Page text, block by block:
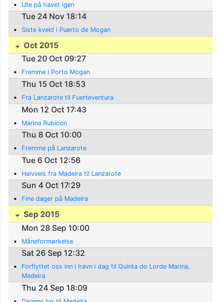
Ute på havet igen
Tue 24 Nov 18:14
Siste kveld i Puerto de Mogan
Oct 2015
Tue 20 Oct 09:27
Fremme i Porto Mogan
Thu 15 Oct 18:53
Fra Lanzarote til Fuerteventura
Mon 12 Oct 17:43
Marina Rubicon
Thu 8 Oct 10:00
Fremme på Lanzarote
Tue 6 Oct 12:56
Halvveis fra Madeira til Lanzarote
Sun 4 Oct 17:29
Fine dager på Madeira
Sep 2015
Mon 28 Sep 10:00
Måneformørkelse
Sat 26 Sep 12:32
Forflyttet oss inn i havn i dag til Quinta do Lorde Marina,
Madeira
Thu 24 Sep 18:09